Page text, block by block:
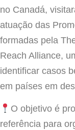
no Canadá,
atuação das
formadas pela
Reach Alliance,
identificar casos
em países em
O objetivo é
referência para